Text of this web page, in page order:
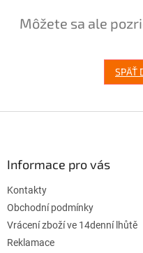
Môžete sa ale
SPÄŤ
Informace pro vás
Kontakty
Obchodní podmínky
Vrácení zboží ve 14denní lhůtě
Reklamace